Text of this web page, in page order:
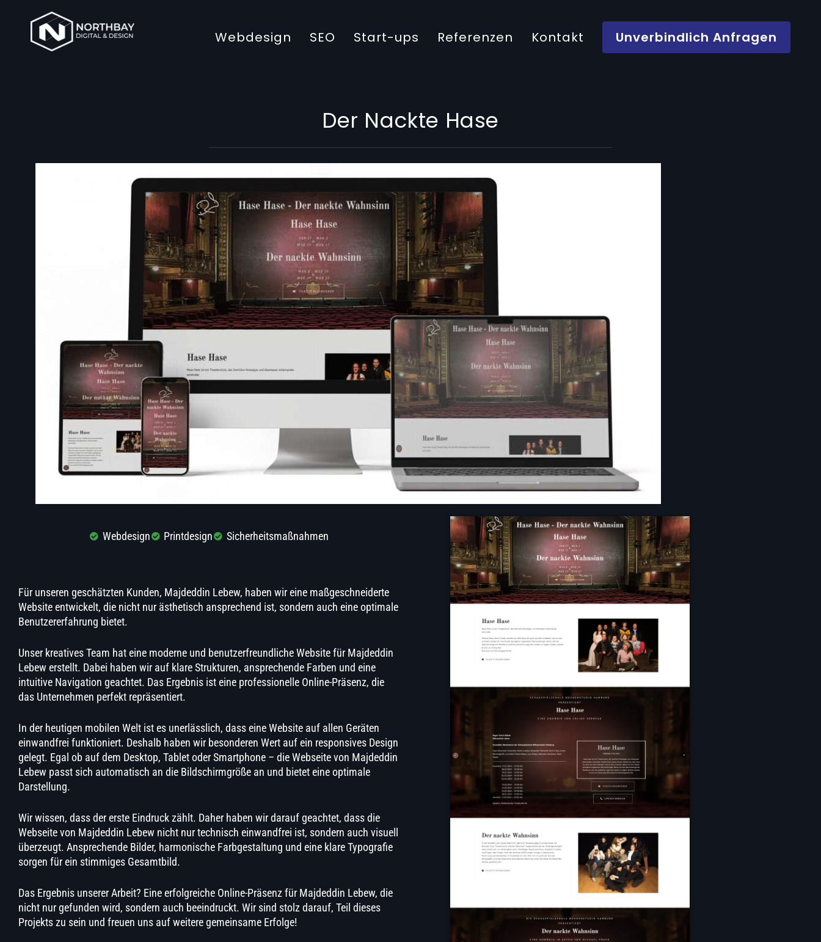
Webdesign SEO Start-ups Referenzen Kontakt Unverbindlich Anfragen
Der Nackte Hase
Webdesign Printdesign Sicherheitsmaßnahmen
Für unseren geschätzten Kunden, Majdeddin Lebew, haben wir eine maßgeschneiderte
Website entwickelt, die nicht nur ästhetisch ansprechend ist, sondern auch eine optimale
Benutzererfahrung bietet.
Unser kreatives Team hat eine moderne und benutzerfreundliche Website für Majdeddin
Lebew erstellt. Dabei haben wir auf klare Strukturen, ansprechende Farben und eine
intuitive Navigation geachtet. Das Ergebnis ist eine professionelle Online-Präsenz, die
das Unternehmen perfekt repräsentiert.
In der heutigen mobilen Welt ist es unerlässlich, dass eine Website auf allen Geräten
einwandfrei funktioniert. Deshalb haben wir besonderen Wert auf ein responsives Design
gelegt. Egal ob auf dem Desktop, Tablet oder Smartphone – die Webseite von Majdeddin
Lebew passt sich automatisch an die Bildschirmgröße an und bietet eine optimale
Darstellung.
Wir wissen, dass der erste Eindruck zählt. Daher haben wir darauf geachtet, dass die
Webseite von Majdeddin Lebew nicht nur technisch einwandfrei ist, sondern auch visuell
überzeugt. Ansprechende Bilder, harmonische Farbgestaltung und eine klare Typografie
sorgen für ein stimmiges Gesamtbild.
Das Ergebnis unserer Arbeit? Eine erfolgreiche Online-Präsenz für Majdeddin Lebew, die
nicht nur gefunden wird, sondern auch beeindruckt. Wir sind stolz darauf, Teil dieses
Projekts zu sein und freuen uns auf weitere gemeinsame Erfolge!